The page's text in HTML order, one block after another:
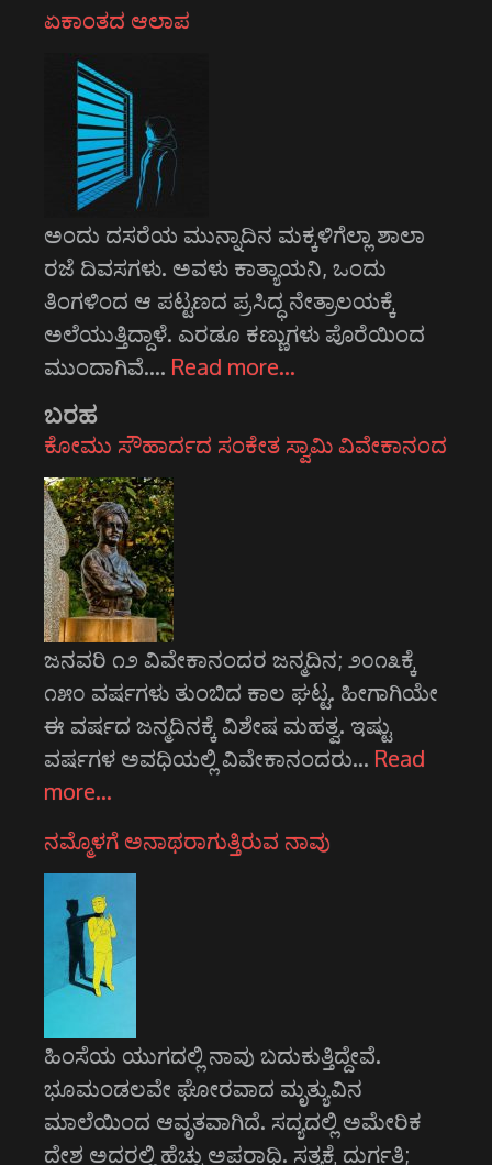
ಏಕಾಂತದ ಆಲಾಪ
ಅಂದು ದಸರೆಯ ಮುನ್ನಾದಿನ ಮಕ್ಕಳಿಗೆಲ್ಲಾ ಶಾಲಾ
ರಜೆ ದಿವಸಗಳು. ಅವಳು ಕಾತ್ಯಾಯನಿ, ಒಂದು
ತಿಂಗಳಿಂದ ಆ ಪಟ್ಟಣದ ಪ್ರಸಿದ್ಧ ನೇತ್ರಾಲಯಕ್ಕೆ
ಅಲೆಯುತ್ತಿದ್ದಾಳೆ. ಎರಡೂ ಕಣ್ಣುಗಳು ಪೊರೆಯಿಂದ
ಮುಂದಾಗಿವೆ.… Read more…
ಬರಹ
ಕೋಮು ಸೌಹಾರ್ದದ ಸಂಕೇತ ಸ್ವಾಮಿ ವಿವೇಕಾನಂದ
ಜನವರಿ ೧೨ ವಿವೇಕಾನಂದರ ಜನ್ಮದಿನ; ೨೦೧೩ಕ್ಕೆ
೧೫೦ ವರ್ಷಗಳು ತುಂಬಿದ ಕಾಲ ಘಟ್ಟ. ಹೀಗಾಗಿಯೇ
ಈ ವರ್ಷದ ಜನ್ಮದಿನಕ್ಕೆ ವಿಶೇಷ ಮಹತ್ವ. ಇಷ್ಟು
ವರ್ಷಗಳ ಅವಧಿಯಲ್ಲಿ ವಿವೇಕಾನಂದರು… Read
more…
ನಮ್ಮೊಳಗೆ ಅನಾಥರಾಗುತ್ತಿರುವ ನಾವು
ಹಿಂಸೆಯ ಯುಗದಲ್ಲಿ ನಾವು ಬದುಕುತ್ತಿದ್ದೇವೆ.
ಭೂಮಂಡಲವೇ ಘೋರವಾದ ಮೃತ್ಯುವಿನ
ಮಾಲೆಯಿಂದ ಆವೃತವಾಗಿದೆ. ಸದ್ಯದಲ್ಲಿ ಅಮೇರಿಕ
ದೇಶ ಅದರಲ್ಲಿ ಹೆಚ್ಚು ಅಪರಾಧಿ. ಸತ್ಯಕ್ಕೆ ದುರ್ಗತಿ;